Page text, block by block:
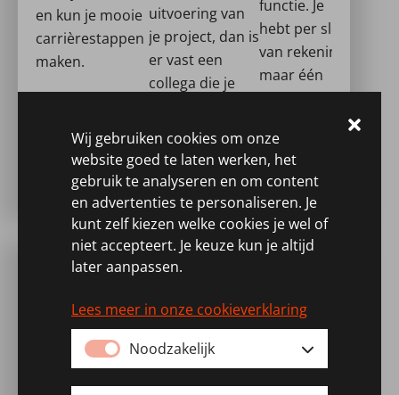
en kun je mooie
carrièrestappen
maken.
uitvoering van
je project, dan is
er vast een
collega die je
helpen.
functie. Je
hebt per slot
van rekening
maar één
carrière, daar
kunnen halen!
Wat heb je daarvoor nodig
Om in aanmerking te komen voor de functie
Senior HSE Advisorbeschik je minimaal
Wij gebruiken cookies om onze
website goed te laten werken, het
gebruik te analyseren en om content
en advertenties te personaliseren. Je
kunt zelf kiezen welke cookies je wel of
niet accepteert. Je keuze kun je altijd
later aanpassen.
Lees meer in onze cookieverklaring
Noodzakelijk